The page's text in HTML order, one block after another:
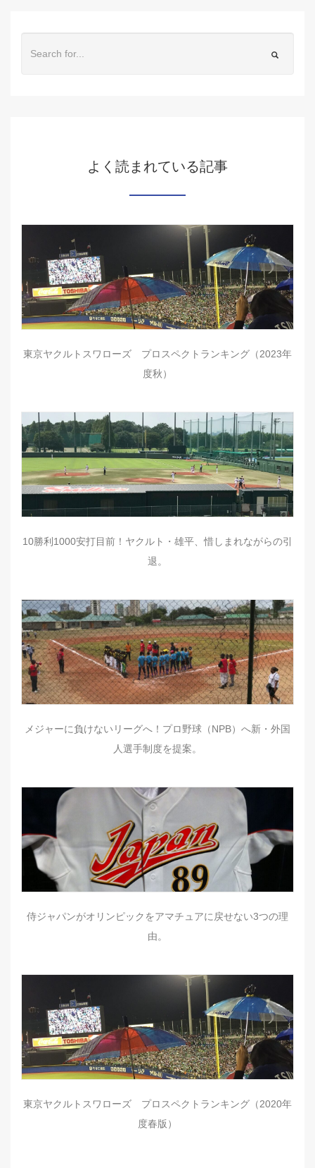
よく読まれている記事
東京ヤクルトスワローズ プロスペクトランキング（2023年
度秋）
10勝利1000安打目前！ヤクルト・雄平、惜しまれながらの引
退。
メジャーに負けないリーグへ！プロ野球（NPB）へ新・外国
人選手制度を提案。
侍ジャパンがオリンピックをアマチュアに戻せない3つの理
由。
東京ヤクルトスワローズ プロスペクトランキング（2020年
度春版）